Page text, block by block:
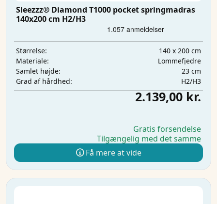
Sleezzz® Diamond T1000 pocket springmadras
140x200 cm H2/H3
Størrelse:
140 x 200 cm
Materiale:
Lommefjedre
Samlet højde:
23 cm
Grad af hårdhed:
H2/H3
2.139,00 kr.
Gratis forsendelse
Tilgængelig med det samme
Få mere at vide